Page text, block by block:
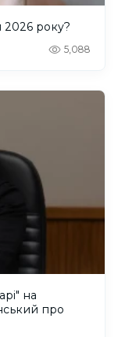
2026 року?
5,088
на
про